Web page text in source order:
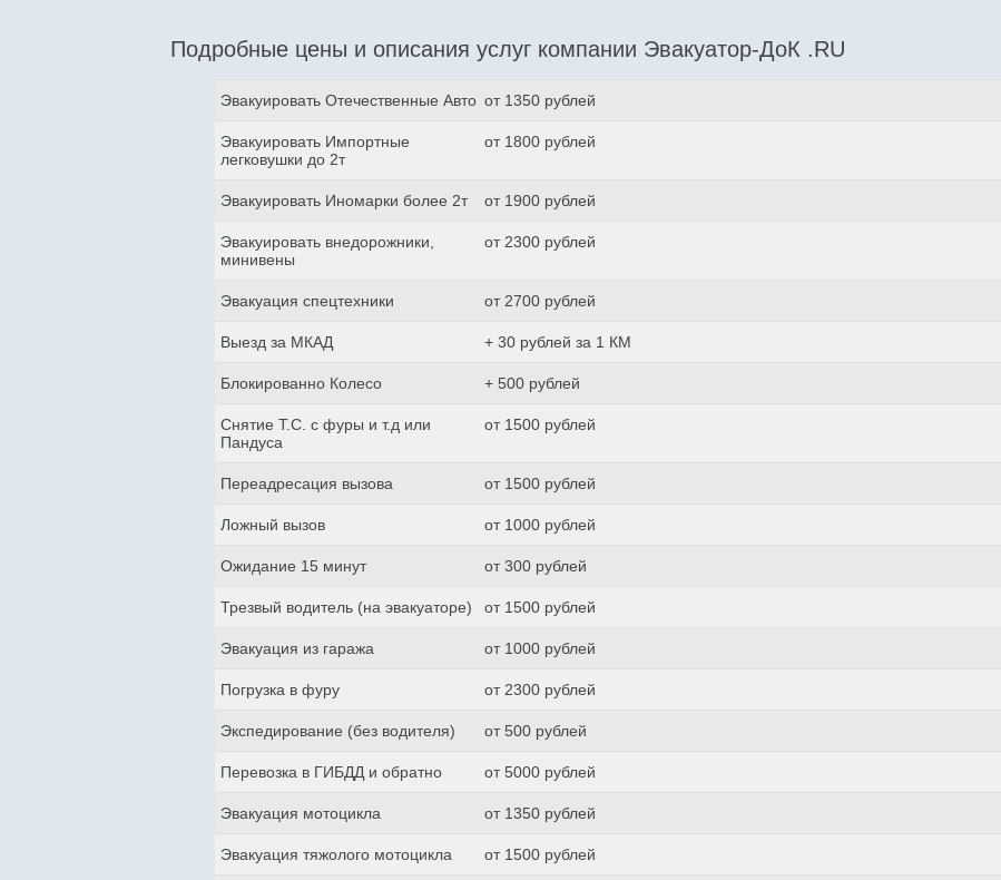
Подробные цены и описания услуг компании Эвакуатор-ДоК .RU
Эвакуировать Отечественные Авто от 1350 рублей
Эвакуировать Импортные
легковушки до 2т
от 1800 рублей
Эвакуировать Иномарки более 2т от 1900 рублей
Эвакуировать внедорожники,
минивены
от 2300 рублей
Эвакуация спецтехники от 2700 рублей
Выезд за МКАД + 30 рублей за 1 КМ
Блокированно Колесо + 500 рублей
Снятие Т.С. с фуры и т.д или
Пандуса
от 1500 рублей
Переадресация вызова от 1500 рублей
Ложный вызов от 1000 рублей
Ожидание 15 минут от 300 рублей
Трезвый водитель (на эвакуаторе) от 1500 рублей
Эвакуация из гаража от 1000 рублей
Погрузка в фуру от 2300 рублей
Экспедирование (без водителя) от 500 рублей
Перевозка в ГИБДД и обратно от 5000 рублей
Эвакуация мотоцикла от 1350 рублей
Эвакуация тяжолого мотоцикла от 1500 рублей